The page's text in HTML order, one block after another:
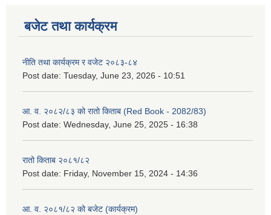
बजेट तथा कार्यक्रम
नीति तथा कार्यक्रम र वजेट २०८३-८४
Post date: Tuesday, June 23, 2026 - 10:51
आ. व. २०८२/८३ को रातो किताब (Red Book - 2082/83)
Post date: Wednesday, June 25, 2025 - 16:38
रातो किताब २०८१/८२
Post date: Friday, November 15, 2024 - 14:36
आ. व. २०८१/८२ को बजेट (कार्यक्रम)